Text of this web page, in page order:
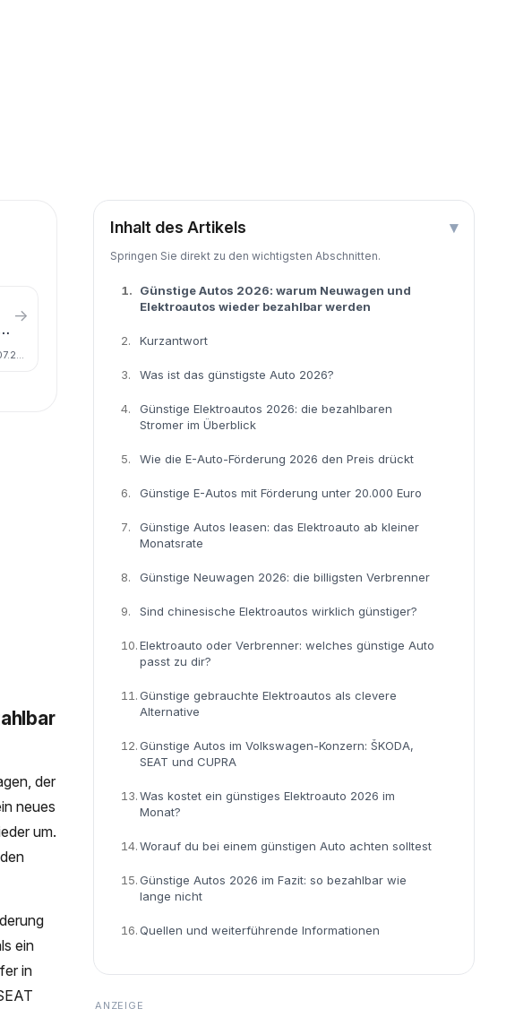
→
Ratgeber & Wissen · 06.07.2026
der
neues
um.
ein
in
Inhalt des Artikels ▾
Springen Sie direkt zu den wichtigsten Abschnitten.
1.
Günstige Autos 2026: warum Neuwagen und
Elektroautos wieder bezahlbar werden
2. Kurzantwort
3. Was ist das günstigste Auto 2026?
4.
Günstige Elektroautos 2026: die bezahlbaren
Stromer im Überblick
5. Wie die E-Auto-Förderung 2026 den Preis drückt
6. Günstige E-Autos mit Förderung unter 20.000 Euro
7.
Günstige Autos leasen: das Elektroauto ab kleiner
Monatsrate
8. Günstige Neuwagen 2026: die billigsten Verbrenner
9. Sind chinesische Elektroautos wirklich günstiger?
10.Elektroauto oder Verbrenner: welches günstige Auto
passt zu dir?
11.Günstige gebrauchte Elektroautos als clevere
Alternative
12.Günstige Autos im Volkswagen-Konzern: ŠKODA,
SEAT und CUPRA
13.Was kostet ein günstiges Elektroauto 2026 im
Monat?
14.Worauf du bei einem günstigen Auto achten solltest
15.Günstige Autos 2026 im Fazit: so bezahlbar wie
lange nicht
16.Quellen und weiterführende Informationen